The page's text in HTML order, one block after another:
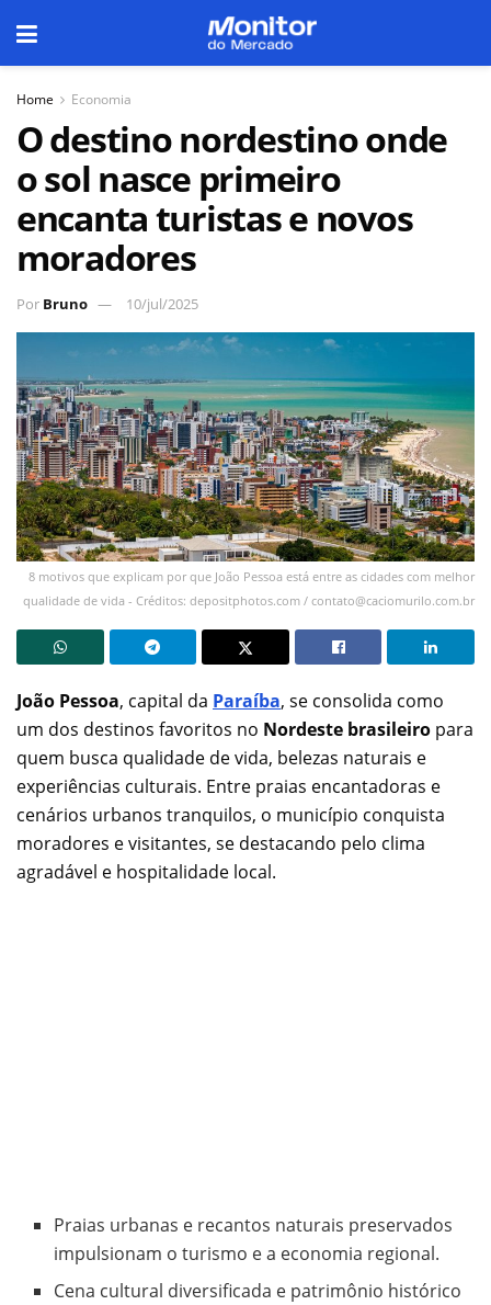
Home Economia
O destino nordestino onde
o sol nasce primeiro
encanta turistas e novos
moradores
Por Bruno 10/jul/2025
8 motivos que explicam por que João Pessoa está entre as cidades com melhor
qualidade de vida - Créditos: depositphotos.com / contato@caciomurilo.com.br
João Pessoa, capital da Paraíba, se consolida como
um dos destinos favoritos no Nordeste brasileiro para
quem busca qualidade de vida, belezas naturais e
experiências culturais. Entre praias encantadoras e
cenários urbanos tranquilos, o município conquista
moradores e visitantes, se destacando pelo clima
agradável e hospitalidade local.
Praias urbanas e recantos naturais preservados
impulsionam o turismo e a economia regional.
Cena cultural diversificada e patrimônio histórico